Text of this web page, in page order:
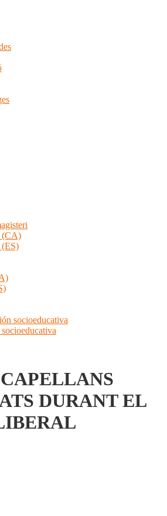
(CA)
socioeducativa
DURANT EL